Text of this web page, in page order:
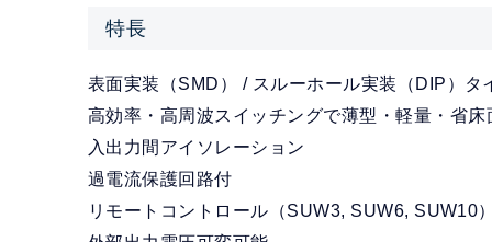
特長
表面実装（SMD） / スルーホール実装（DIP）タ
高効率・高周波スイッチングで薄型・軽量・省床
入出力間アイソレーション
過電流保護回路付
リモートコントロール（SUW3, SUW6, SUW10）